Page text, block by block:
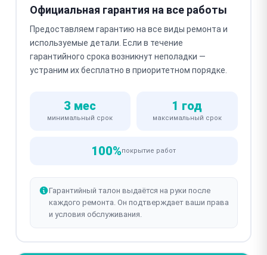
Официальная гарантия на все работы
Предоставляем гарантию на все виды ремонта и
используемые детали. Если в течение
гарантийного срока возникнут неполадки —
устраним их бесплатно в приоритетном порядке.
3 мес
минимальный срок
1 год
максимальный срок
100%покрытие работ
Гарантийный талон выдаётся на руки после
каждого ремонта. Он подтверждает ваши права
и условия обслуживания.